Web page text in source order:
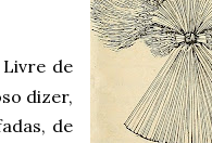
de
dizer,
de